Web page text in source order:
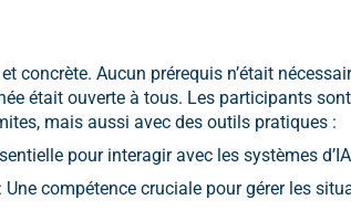
Aucun prérequis n’était
était ouverte à tous. Les participants
mais aussi avec des outils pratiques :
pour interagir avec les systèmes
: Une compétence cruciale pour gérer les